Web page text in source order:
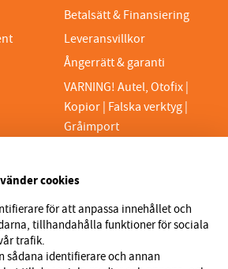
Betalsätt & Finansiering
Leveransvillkor
Ångerrätt & garanti
VARNING! Autel, Otofix |
Kopior | Falska verktyg |
Gråimport
cookies
för att anpassa innehållet och
tillhandahålla funktioner för sociala
trafik.
sådana identifierare och annan